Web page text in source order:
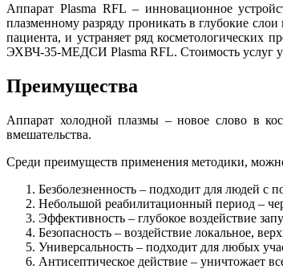
Аппарат Plasma RFL – инновационное
плазменному разряду проникать в глубокие
пациента, и устраняет ряд косметологических
ЭХВЧ-35-МЕДСИ Plasma RFL. Стоимость услуг
Преимущества
Аппарат холодной плазмы – новое слово в
вмешательства.
Среди преимуществ применения методики,
Безболезненность – подходит для людей
Небольшой реабилитационный период –
Эффективность – глубокое воздействие
Безопасность – воздействие локальное,
Универсальность – подходит для любых
Антисептическое действие – уничтожает